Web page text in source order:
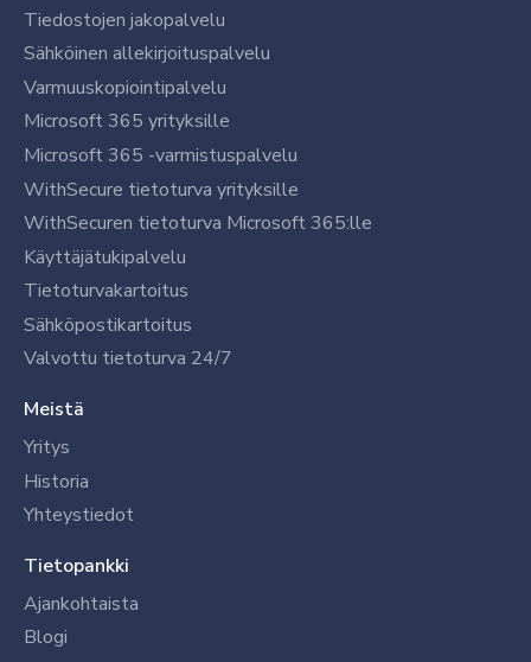
Tiedostojen jakopalvelu
Sähköinen allekirjoituspalvelu
Varmuuskopiointipalvelu
Microsoft 365 yrityksille
Microsoft 365 -varmistuspalvelu
WithSecure tietoturva yrityksille
WithSecuren tietoturva Microsoft 365:lle
Käyttäjätukipalvelu
Tietoturvakartoitus
Sähköpostikartoitus
Valvottu tietoturva 24/7
Meistä
Yritys
Historia
Yhteystiedot
Tietopankki
Ajankohtaista
Blogi